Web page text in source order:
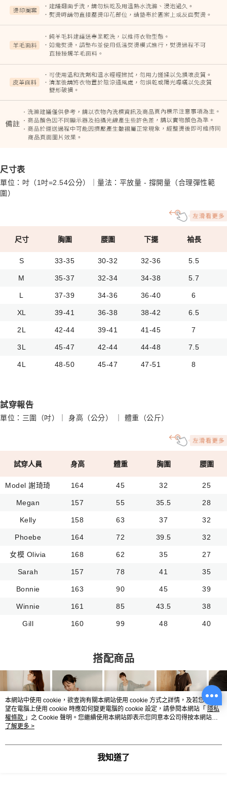
尺寸表
單位：吋（1吋=2.54公分）｜量法：平放量 - 撐開量（合理彈性範
圍）
尺寸 胸圍 腰圍 下擺 袖長
S 33-35 30-32 32-36 5.5
M 35-37 32-34 34-38 5.7
L 37-39 34-36 36-40 6
XL 39-41 36-38 38-42 6.5
2L 42-44 39-41 41-45 7
3L 45-47 42-44 44-48 7.5
4L 48-50 45-47 47-51 8
試穿報告
單位：三圍（吋）｜ 身高（公分） ｜ 體重（公斤）
試穿人員 身高 體重 胸圍 腰圍
Model 謝琦琦 164 45 32 25
Megan 157 55 35.5 28
Kelly 158 63 37 32
Phoebe 164 72 39.5 32
女模 Olivia 168 62 35 27
Sarah 157 78 41 35
Bonnie 163 90 45 39
Winnie 161 85 43.5 38
Gill 160 99 48 40
搭配商品
本網站中使用 cookie，欲查詢有關本網站使用 cookie 方式之詳情，及若您不希
望在電腦上使用 cookie 時應如何變更電腦的 cookie 設定，請參閱本網站「 隱私
權條款 」之 Cookie 聲明。您繼續使用本網站即表示您同意本公司得按本網站使
用條款之 Cookie 聲明使用 cookie。
了解更多 >
我知道了